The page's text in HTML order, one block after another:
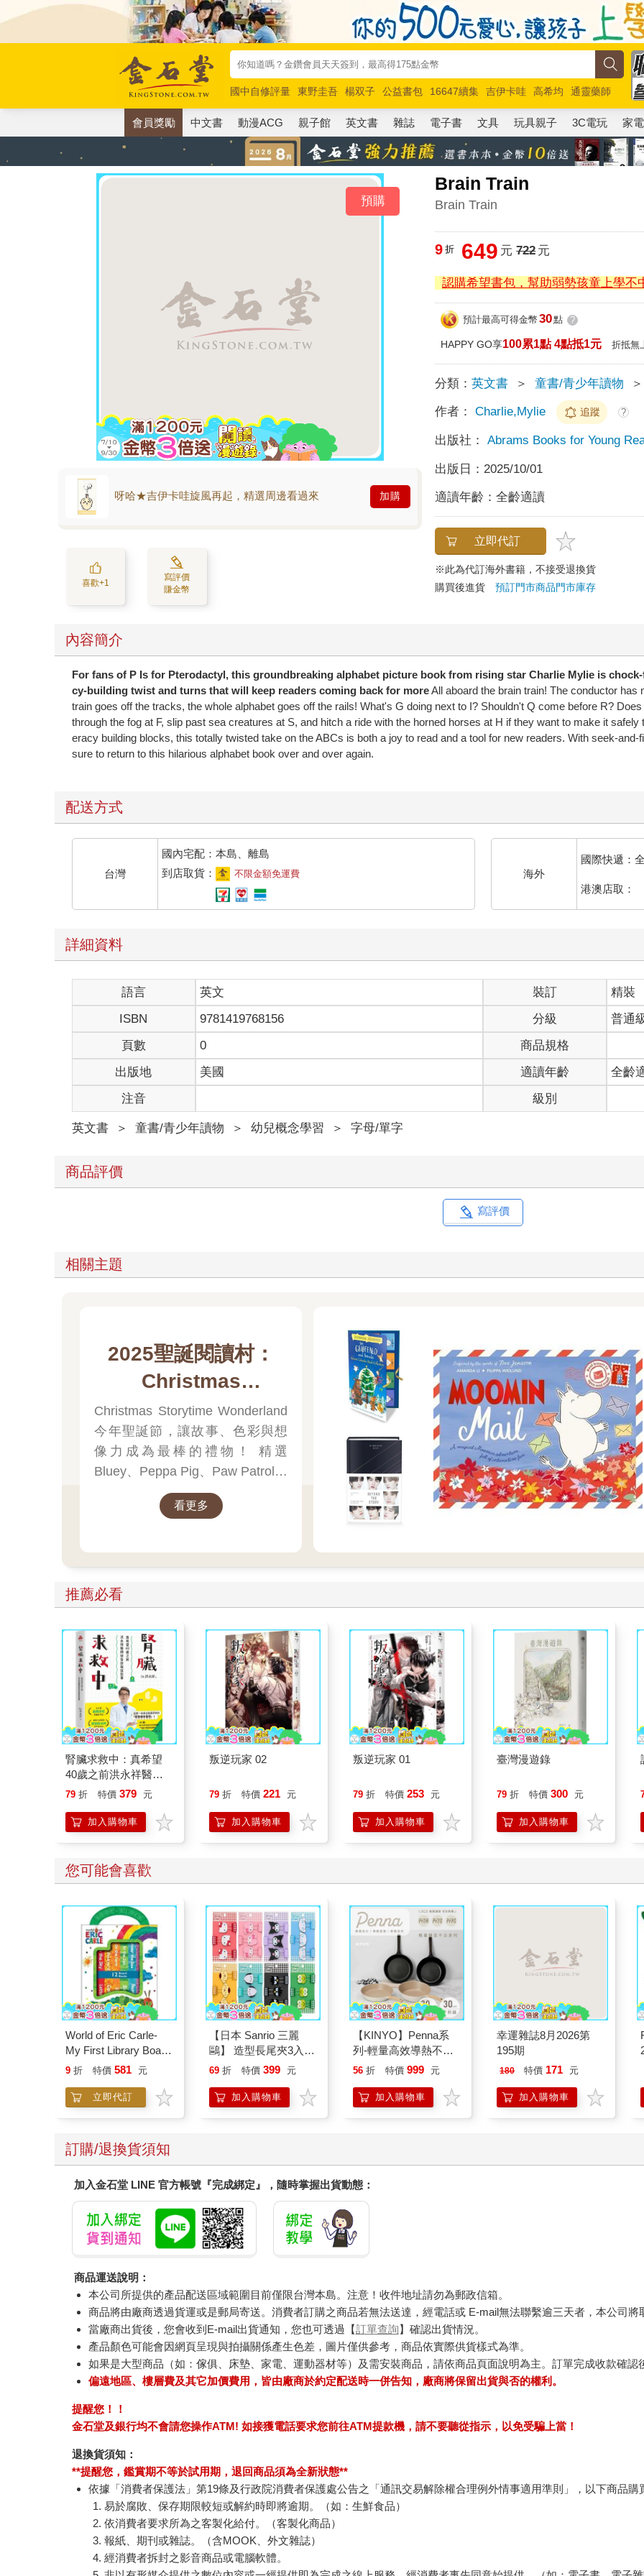
國中自修評量 東野圭吾 楊双子 公益書包 16647續集 吉伊卡哇 高希均
通靈藥師
唯紅花綻放
奧德賽 路邊攤新作 馬斯克 玩具總動員5 超慢跑
會員獎勵 中文書 動漫ACG 親子館 英文書 雜誌 電子書 文具 玩具親子 3C電玩 家電
Brain Train
Brain Train
預購
呀哈★吉伊卡哇旋風再起，精選周邊看過來 加購
喜歡+1
寫評價
賺金幣
9 折 649 元 722元
認購希望書包，幫助弱勢孩童上學不
預計最高可得金幣 30點 ?
HAPPY GO享100累1點 4點抵1元 折抵無
分類：英文書 ＞ 童書/青少年讀物 ＞
作者： Charlie,Mylie 追蹤 ?
出版社： Abrams Books for Young
出版日： 2025/10/01
適讀年齡：全齡適讀
立即代訂
※此為代訂海外書籍，不接受退換貨
購買後進貨預訂門市商品門市庫存
內容簡介
For fans of P Is for Pterodactyl, this groundbreaking alphabet picture book from rising star Charlie Mylie is
cy-building twist and turns that will keep readers coming back for moreAll aboard the brain train! The conductor
train goes off the tracks, the whole alphabet goes off the rails! What's G doing next to I? Shouldn't Q come before R?
through the fog at F, slip past sea creatures at S, and hitch a ride with the horned horses at H if they want to make it
eracy building blocks, this totally twisted take on the ABCs is both a joy to read and a tool for new readers. With seek-
sure to return to this hilarious alphabet book over and over again.
配送方式
台灣
國內宅配：本島、離島
到店取貨：
不限金額免運費 海外
國際快遞：
港澳店取：
詳細資料
語言 英文 裝訂
精裝
ISBN
9781419768156 分級
普通
頁數
0
商品規格
出版地
美國 適讀年齡
全齡
注音
級別
英文書 ＞ 童書/青少年讀物 ＞ 幼兒概念學習 ＞ 字母/單字
商品評價
寫評價
相關主題
2025聖誕閱讀村：
Christmas
Storytime
Wonderland
Christmas Storytime Wonderland
今年聖誕節，讓故事、色彩與想
像力成為最棒的禮物！ 精選
Bluey、Peppa Pig、Paw Patrol、
迪士尼、尋找威力等經典角色的
聖誕繪本與倒數日曆， 從閱讀、
一起倒數歡樂的 25 天。 打開每一
頁、每一扇小門，都是滿滿的驚
喜與節慶溫度， Read it, Play it,
Feel the Christmas Magic！ 即日
起~2026/1/5參展商品好康79折~~
看更多
推薦必看
腎臟求救中：真希望
40歲之前洪永祥醫師
就告訴我這些事
79 折 特價 379 元
加入購物車
叛逆玩家 02
79 折 特價 221 元
加入購物車
叛逆玩家 01
79 折 特價 253 元
加入購物車
臺灣漫遊錄
79 折 特價 300 元
加入購物車
您可能會喜歡
World of Eric Carle-
My First Library Board
Book Block Set
9 折 特價 581 元
立即代訂
【日本 Sanrio 三麗
鷗】 造型長尾夾3入組
(8款可選) 凱蒂貓 Hello
企鵝
69 折 特價 399 元
加入購物車
【KINYO】Penna系
列-輕量高效導熱不沾
平煎鍋30cm
56 折 特價 999 元
加入購物車
幸運雜誌8月2026第
195期
180 特價 171 元
加入購物車
訂購/退換貨須知
加入金石堂 LINE 官方帳號『完成綁定』，隨時掌握出貨動態：
商品運送說明：
本公司所提供的產品配送區域範圍目前僅限台灣本島。注意！收件地址請勿為郵政信箱。
商品將由廠商透過貨運或是郵局寄送。消費者訂購之商品若無法送達，經電話或 E-mail無法聯繫逾三天者，本公司
當廠商出貨後，您會收到E-mail出貨通知，您也可透過【訂單查詢】確認出貨情況。
產品顏色可能會因網頁呈現與拍攝關係產生色差，圖片僅供參考，商品依實際供貨樣式為準。
如果是大型商品（如：傢俱、床墊、家電、運動器材等）及需安裝商品，請依商品頁面說明為主。訂單完成收款確
偏遠地區、樓層費及其它加價費用，皆由廠商於約定配送時一併告知，廠商將保留出貨與否的權利。
提醒您！！
金石堂及銀行均不會請您操作ATM! 如接獲電話要求您前往ATM提款機，請不要聽從指示，以免受騙上當！
退換貨須知：
**提醒您，鑑賞期不等於試用期，退回商品須為全新狀態**
依據「消費者保護法」第19條及行政院消費者保護處公告之「通訊交易解除權合理例外情事適用準則」，以下商品
易於腐敗、保存期限較短或解約時即將逾期。（如：生鮮食品）
依消費者要求所為之客製化給付。（客製化商品）
報紙、期刊或雜誌。（含MOOK、外文雜誌）
經消費者拆封之影音商品或電腦軟體。